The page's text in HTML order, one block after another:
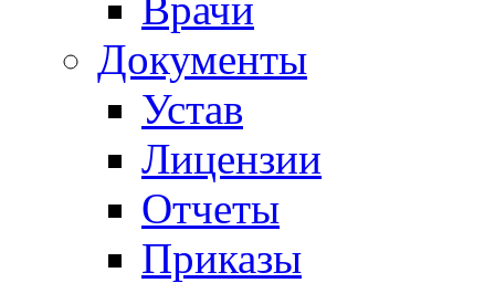
Документы
Устав
Лицензии
Отчеты
Приказы